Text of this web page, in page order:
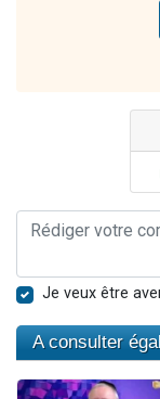
Je veux être
A consulter